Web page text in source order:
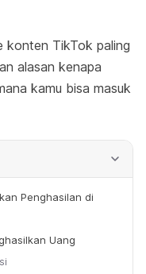
konten TikTok paling
alasan kenapa
kamu bisa masuk
Penghasilan di
Uang